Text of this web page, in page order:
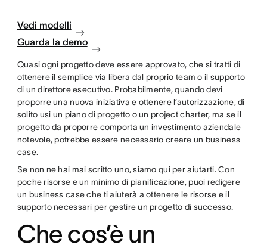
Vedi modelli
Guarda la demo
Quasi ogni progetto deve essere approvato, che si tratti di
ottenere il semplice via libera dal proprio team o il supporto
di un direttore esecutivo. Probabilmente, quando devi
proporre una nuova iniziativa e ottenere l’autorizzazione, di
solito usi un piano di progetto o un project charter, ma se il
progetto da proporre comporta un investimento aziendale
notevole, potrebbe essere necessario creare un business
case.
Se non ne hai mai scritto uno, siamo qui per aiutarti. Con
poche risorse e un minimo di pianificazione, puoi redigere
un business case che ti aiuterà a ottenere le risorse e il
supporto necessari per gestire un progetto di successo.
Che cos’è un